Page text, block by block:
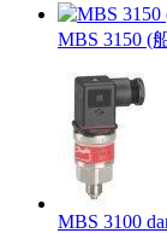
MBS 3150 (
MBS 3100